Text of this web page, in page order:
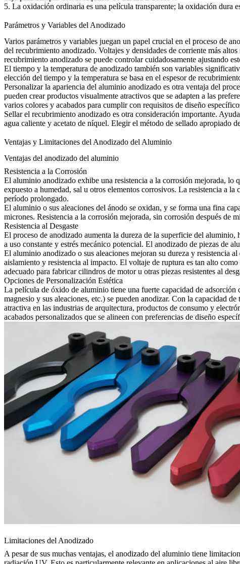
5. La oxidación ordinaria es una película transparente; la oxidación dura
Parámetros y Variables del Anodizado
Varios parámetros y variables juegan un papel crucial en el proceso de
del recubrimiento anodizado. Voltajes y densidades de corriente más
recubrimiento anodizado se puede controlar cuidadosamente ajustando
El tiempo y la temperatura de anodizado también son variables
elección del tiempo y la temperatura se basa en el espesor de
Personalizar la apariencia del aluminio anodizado es otra ventaja del
pueden crear productos visualmente atractivos que se adapten a las
varios colores y acabados para cumplir con requisitos de diseño
Sellar el recubrimiento anodizado es otra consideración importante.
agua caliente y acetato de níquel. Elegir el método de sellado apropiado
Ventajas y Limitaciones del Anodizado del Aluminio
Ventajas del anodizado del aluminio
Resistencia a la Corrosión
El aluminio anodizado exhibe una resistencia a la corrosión mejorada, lo
expuesto a humedad, sal u otros elementos corrosivos. La resistencia a
período prolongado.
El aluminio o sus aleaciones del ánodo se oxidan, y se forma una fina
micrones. Resistencia a la corrosión mejorada, sin corrosión después de
Resistencia al Desgaste
El proceso de anodizado aumenta la dureza de la superficie del aluminio,
a uso constante y estrés mecánico potencial. El anodizado de piezas de
El aluminio anodizado o sus aleaciones mejoran su dureza y resistencia
aislamiento y resistencia al impacto. El voltaje de ruptura es tan alto
adecuado para fabricar cilindros de motor u otras piezas resistentes al
Opciones de Personalización Estética
La película de óxido de aluminio tiene una fuerte capacidad de
magnesio y sus aleaciones, etc.) se pueden anodizar. Con la capacidad
atractiva en las industrias de arquitectura, productos de consumo y
acabados personalizados que se alineen con preferencias de diseño
Limitaciones del Anodizado
A pesar de sus muchas ventajas, el anodizado del aluminio tiene